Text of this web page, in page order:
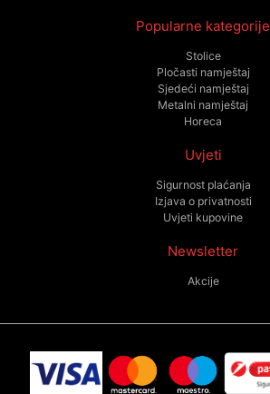
Popularne kategorije
Stolice
Pločasti namještaj
Sjedeći namještaj
Metalni namještaj
Horeca
Uvjeti
Sigurnost plaćanja
Izjava o privatnosti
Uvjeti kupovine
Newsletter
Akcije